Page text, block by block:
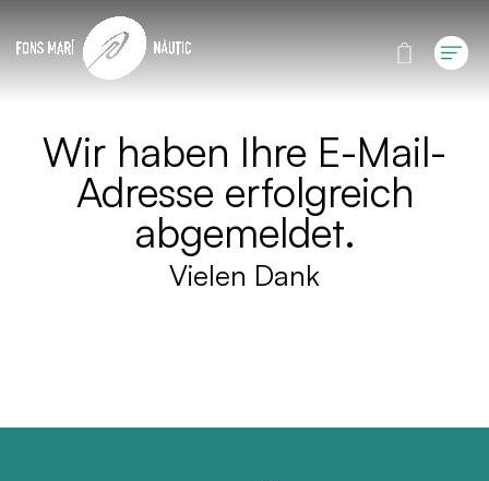
Wir haben Ihre E-Mail-
Adresse erfolgreich
abgemeldet.
Vielen Dank